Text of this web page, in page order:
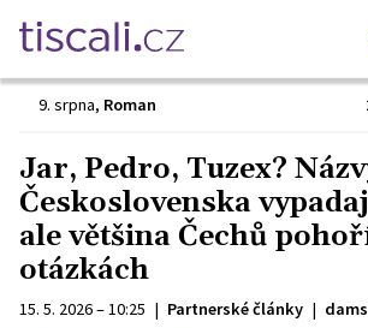
9. srpna, Roman
Jar, Pedro, Tuzex?
Československa
ale většina Čechů
otázkách
15. 5. 2026 – 10:25 | Partnerské články |